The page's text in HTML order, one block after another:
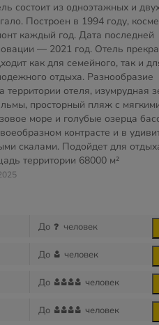
состоит из одноэтажных и
Построен в 1994 году,
каждый год. Дата последней
— 2021 год. Отель
как для семейного, так и
отдыха. Разнообразие
территории отеля, изумрудная
просторный пляж с
море и голубые озерца
контрасте и в
скалами. Подойдет для
территории 68000 м²
До человек
До человек
До человек
До человек